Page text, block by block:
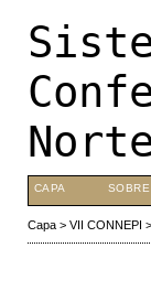
CAPA SOBRE
Capa> VII CONNEPI >